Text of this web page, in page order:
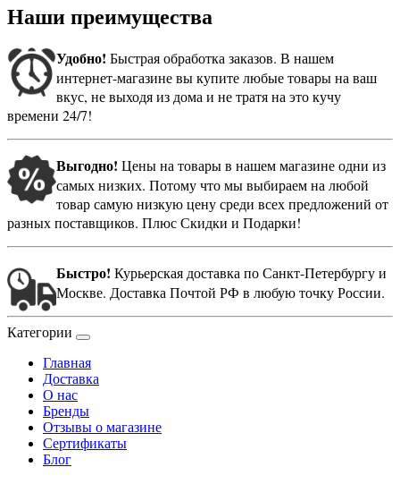
Наши преимущества
Удобно! Быстрая обработка заказов. В нашем
интернет-магазине вы купите любые товары на ваш
вкус, не выходя из дома и не тратя на это кучу
времени 24/7!
Выгодно! Цены на товары в нашем магазине одни из
самых низких. Потому что мы выбираем на любой
товар самую низкую цену среди всех предложений от
разных поставщиков. Плюс Скидки и Подарки!
Быстро! Курьерская доставка по Санкт-Петербургу и
Москве. Доставка Почтой РФ в любую точку России.
Категории
Главная
Доставка
О нас
Бренды
Отзывы о магазине
Сертификаты
Блог